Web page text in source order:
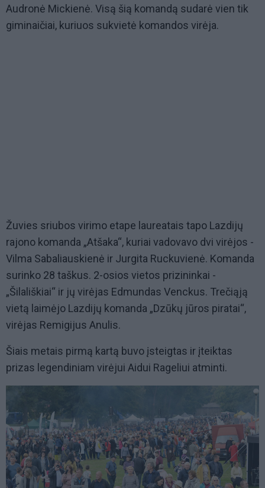
Audronė Mickienė. Visą šią komandą sudarė vien tik
giminaičiai, kuriuos sukvietė komandos virėja.
Žuvies sriubos virimo etape laureatais tapo Lazdijų
rajono komanda „Atšaka“, kuriai vadovavo dvi virėjos -
Vilma Sabaliauskienė ir Jurgita Ruckuvienė. Komanda
surinko 28 taškus. 2-osios vietos prizininkai -
„Šilališkiai“ ir jų virėjas Edmundas Venckus. Trečiąją
vietą laimėjo Lazdijų komanda „Dzūkų jūros piratai“,
virėjas Remigijus Anulis.
Šiais metais pirmą kartą buvo įsteigtas ir įteiktas
prizas legendiniam virėjui Aidui Rageliui atminti.